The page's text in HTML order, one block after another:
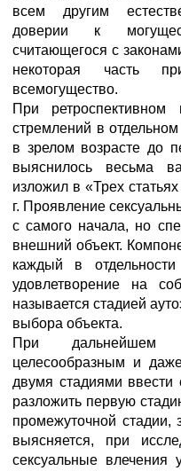
всем другим
доверии к
считающегося с
некоторая часть
всемогущество.
При ретроспективном
стремлений в
в зрелом возрасте до
выяснилось весьма
изложил в «Трех
г. Проявление
с самого начала, но
внешний объект.
каждый в
удовлетворение на
называется стадией
выбора объекта.
При дальнейшем
целесообразным и
двумя стадиями ввести
разложить первую
промежуточной стадии,
выясняется, при
сексуальные